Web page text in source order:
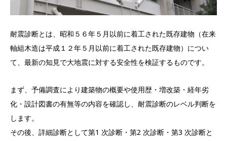
耐震診断とは、昭和５６年５月以前に着工された既存建物（在来
軸組木造は平成１２年５月以前に着工された既存建物）につい
て、最新の知見で大地震に対する安全性を検証するものです。
まず、予備調査により建築物の概要や使用歴・増改築・経年劣
化・設計図書の有無等の内容を確認し、耐震診断のレベル判断を
します。
その後、詳細診断として第1 次診断・第2 次診断・第3 次診断と